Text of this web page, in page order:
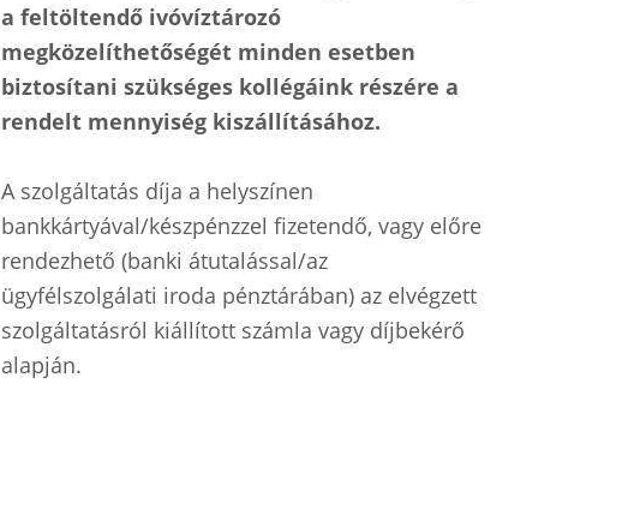
a feltöltendő ivóvíztározó
megközelíthetőségét minden esetben
biztosítani szükséges kollégáink részére a
rendelt mennyiség kiszállításához.
A szolgáltatás díja a helyszínen
bankkártyával/készpénzzel fizetendő, vagy előre
rendezhető (banki átutalással/az
ügyfélszolgálati iroda pénztárában) az elvégzett
szolgáltatásról kiállított számla vagy díjbekérő
alapján.